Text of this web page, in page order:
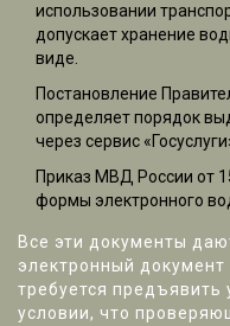
использовании
допускает хранение
виде.
Постановление
определяет порядок
через сервис
Приказ МВД России от
формы электронного
Все эти документы
электронный
требуется предъявить
условии, что